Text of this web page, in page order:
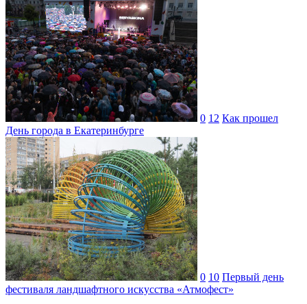
0 12 Как прошел
День города в Екатеринбурге
0 10 Первый день
фестиваля ландшафтного искусства «Атмофест»